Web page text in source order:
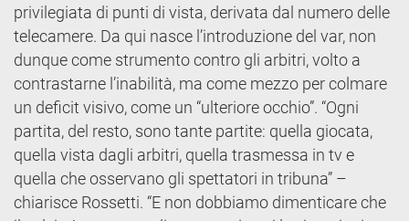
privilegiata di punti di vista, derivata dal numero delle
telecamere. Da qui nasce l’introduzione del var, non
dunque come strumento contro gli arbitri, volto a
contrastarne l’inabilità, ma come mezzo per colmare
un deficit visivo, come un “ulteriore occhio”. “Ogni
partita, del resto, sono tante partite: quella giocata,
quella vista dagli arbitri, quella trasmessa in tv e
quella che osservano gli spettatori in tribuna” –
chiarisce Rossetti. “E non dobbiamo dimenticare che